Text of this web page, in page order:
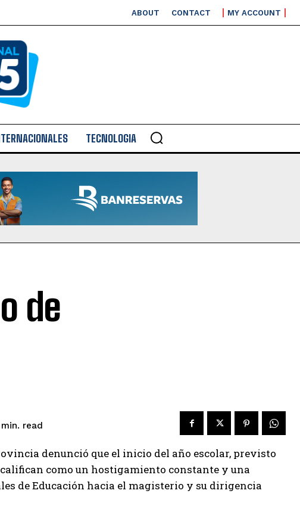
ABOUT CONTACT MY ACCOUNT
TECNOLOGIA
de
min. read
denunció que el inicio del año escolar, previsto
como un hostigamiento constante y una
de Educación hacia el magisterio y su dirigencia